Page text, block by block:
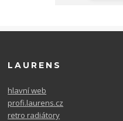
LAURENS
hlavní web
profi.laurens.cz
retro radiátory